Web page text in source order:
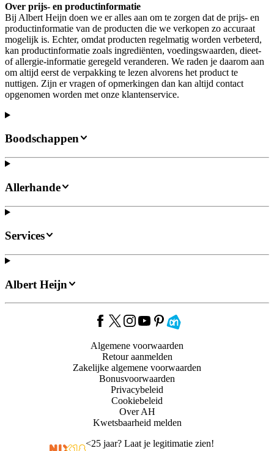
Over prijs- en productinformatie
Bij Albert Heijn doen we er alles aan om te zorgen dat de prijs- en
productinformatie van de producten die we verkopen zo accuraat
mogelijk is. Echter, omdat producten regelmatig worden verbeterd,
kan productinformatie zoals ingrediënten, voedingswaarden, dieet-
of allergie-informatie geregeld veranderen. We raden je daarom aan
om altijd eerst de verpakking te lezen alvorens het product te
nuttigen. Zijn er vragen of opmerkingen dan kan altijd contact
opgenomen worden met onze klantenservice.
Boodschappen
Allerhande
Services
Albert Heijn
Algemene voorwaarden
Retour aanmelden
Zakelijke algemene voorwaarden
Bonusvoorwaarden
Privacybeleid
Cookiebeleid
Over AH
Kwetsbaarheid melden
<25 jaar? Laat je legitimatie zien!